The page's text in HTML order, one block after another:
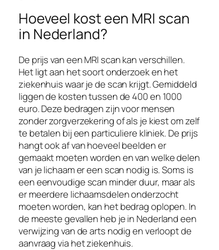
Hoeveel kost een MRI scan
in Nederland?
De prijs van een MRI scan kan verschillen.
Het ligt aan het soort onderzoek en het
ziekenhuis waar je de scan krijgt. Gemiddeld
liggen de kosten tussen de 400 en 1000
euro. Deze bedragen zijn voor mensen
zonder zorgverzekering of als je kiest om zelf
te betalen bij een particuliere kliniek. De prijs
hangt ook af van hoeveel beelden er
gemaakt moeten worden en van welke delen
van je lichaam er een scan nodig is. Soms is
een eenvoudige scan minder duur, maar als
er meerdere lichaamsdelen onderzocht
moeten worden, kan het bedrag oplopen. In
de meeste gevallen heb je in Nederland een
verwijzing van de arts nodig en verloopt de
aanvraag via het ziekenhuis.